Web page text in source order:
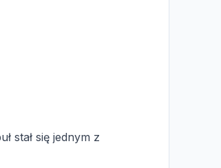
stał się jednym z